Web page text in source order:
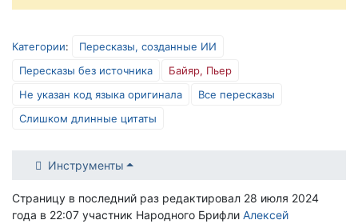
Категории:
Пересказы, созданные ИИ
Пересказы без источника
Байяр, Пьер
Не указан код языка оригинала
Все пересказы
Слишком длинные цитаты
Инструменты
Страницу в последний раз редактировал 28 июля 2024
года в 22:07 участник Народного Брифли Алексей